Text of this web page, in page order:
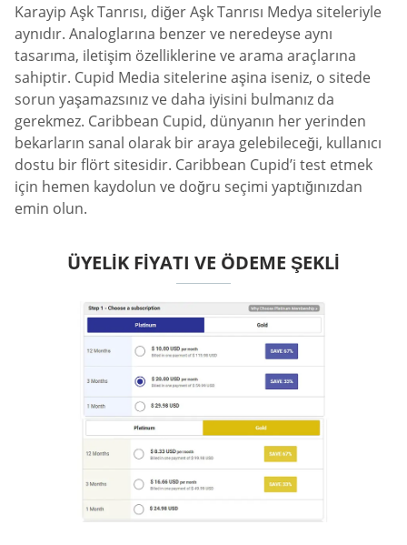
Karayip Aşk Tanrısı, diğer Aşk Tanrısı Medya siteleriyle
aynıdır. Analoglarına benzer ve neredeyse aynı
tasarıma, iletişim özelliklerine ve arama araçlarına
sahiptir. Cupid Media sitelerine aşina iseniz, o sitede
sorun yaşamazsınız ve daha iyisini bulmanız da
gerekmez. Caribbean Cupid, dünyanın her yerinden
bekarların sanal olarak bir araya gelebileceği, kullanıcı
dostu bir flört sitesidir. Caribbean Cupid’i test etmek
için hemen kaydolun ve doğru seçimi yaptığınızdan
emin olun.
ÜYELIK FIYATI VE ÖDEME ŞEKLI